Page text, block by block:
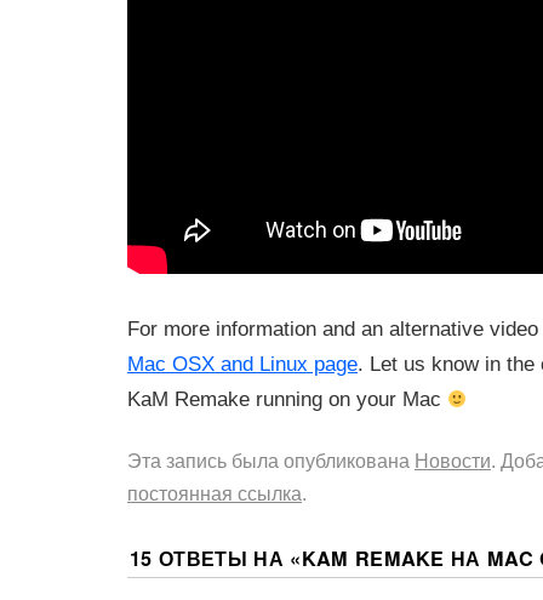
For more information and an alternative
Mac OSX and Linux page. Let us know in
KaM Remake running on your Mac
Эта запись была опубликована Новости.
постоянная ссылка.
15 ОТВЕТЫ НА «KAM REMAKE НА MAC